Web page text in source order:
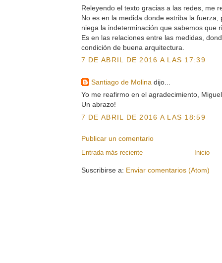
Releyendo el texto gracias a las redes, me
No es en la medida donde estriba la fuerza,
niega la indeterminación que sabemos que
Es en las relaciones entre las medidas,
condición de buena arquitectura.
7 DE ABRIL DE 2016 A LAS 17:39
Santiago de Molina dijo...
Yo me reafirmo en el agradecimiento,
Un abrazo!
7 DE ABRIL DE 2016 A LAS 18:59
Publicar un comentario
Entrada más reciente Inicio
Suscribirse a: Enviar comentarios (Atom)